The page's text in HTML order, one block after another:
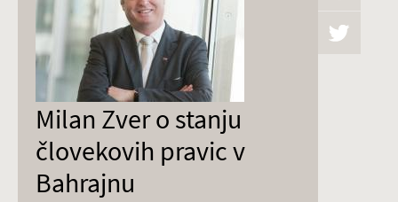
Milan Zver o stanju
človekovih pravic v
Bahrajnu